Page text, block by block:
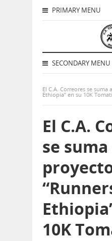
PRIMARY MENU
SECONDARY MENU
El C.A. Correores se
Ethiopia” en su 10K
El C.A.
se suma
10K